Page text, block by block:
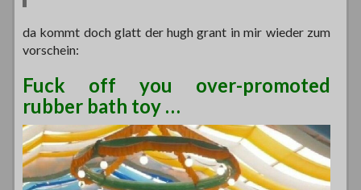
da kommt doch glatt der hugh grant in mir wieder zum
vorschein:
Fuck off you over-promoted
rubber bath toy …